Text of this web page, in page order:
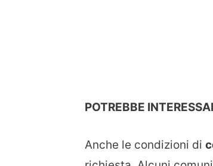
POTREBBE
Anche le condizioni di